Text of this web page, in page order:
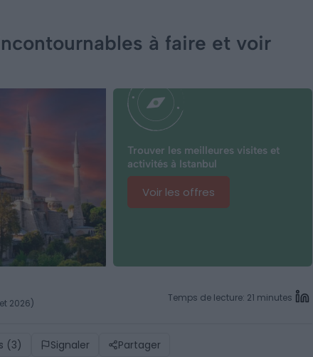
à faire et voir
Trouver les meilleures visites et
activités à Istanbul
Voir les offres
2026) Temps de lecture: 21 minutes
(3) Signaler Partager